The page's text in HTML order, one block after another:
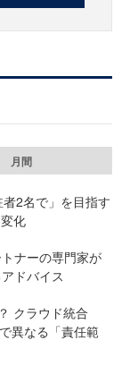
月間
2名で」を目指す
化
ナーの専門家が
ドバイス
クラウド統合
異なる「責任範